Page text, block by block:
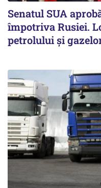
Senatul SUA
împotriva Rusiei.
petrolului și